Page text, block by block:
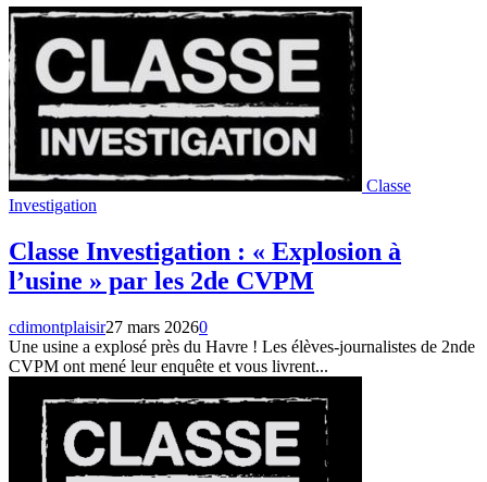
Classe
Investigation
Classe Investigation : « Explosion à
l’usine » par les 2de CVPM
cdimontplaisir27 mars 20260
Une usine a explosé près du Havre ! Les élèves-journalistes de 2nde
CVPM ont mené leur enquête et vous livrent...